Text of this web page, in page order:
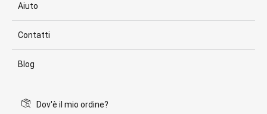
Aiuto
Contatti
Blog
Dov'è il mio ordine?